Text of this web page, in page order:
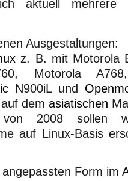
aktuell mehrere
Ausgestaltungen:
z. B. mit Motorola
Motorola
N900iL und
dem asiatischen
2008 sollen
auf Linux-Basis
Form im